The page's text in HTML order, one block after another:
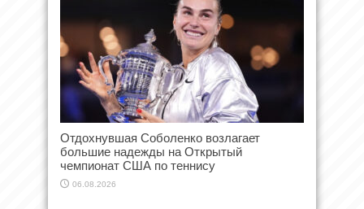
Отдохнувшая Соболенко возлагает
большие надежды на Открытый
чемпионат США по теннису
06.08.2026